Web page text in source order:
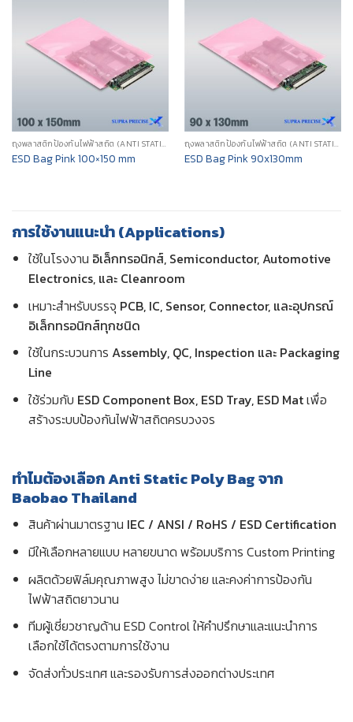
ถุงพลาสติกป้องกันไฟฟ้าสถิต (ANTI STATIC POLY BAG)
ESD Bag Pink 100×150 mm
ถุงพลาสติกป้องกันไฟฟ้าสถิต (ANTI STATIC POLY BAG)
ESD Bag Pink 90x130mm
การใช้งานแนะนำ (Applications)
ใช้ในโรงงาน อิเล็กทรอนิกส์, Semiconductor, Automotive
Electronics, และ Cleanroom
เหมาะสำหรับบรรจุ PCB, IC, Sensor, Connector, และอุปกรณ์
อิเล็กทรอนิกส์ทุกชนิด
ใช้ในกระบวนการ Assembly, QC, Inspection และ Packaging
Line
ใช้ร่วมกับ ESD Component Box, ESD Tray, ESD Matเพื่อ
สร้างระบบป้องกันไฟฟ้าสถิตครบวงจร
ทำไมต้องเลือก Anti Static Poly Bag จาก
Baobao Thailand
สินค้าผ่านมาตรฐาน IEC / ANSI / RoHS / ESD Certification
มีให้เลือกหลายแบบ หลายขนาด พร้อมบริการ Custom Printing
ผลิตด้วยฟิล์มคุณภาพสูง ไม่ขาดง่าย และคงค่าการป้องกัน
ไฟฟ้าสถิตยาวนาน
ทีมผู้เชี่ยวชาญด้าน ESD Control ให้คำปรึกษาและแนะนำการ
เลือกใช้ได้ตรงตามการใช้งาน
จัดส่งทั่วประเทศ และรองรับการส่งออกต่างประเทศ